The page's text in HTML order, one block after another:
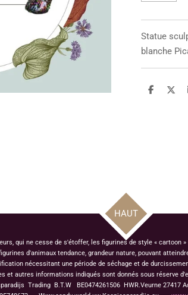
Statue
blanche
P
P
HAUT
qui ne cesse de s'étoffer, les figurines de style «
d'animaux tendance, grandeur nature, pouvant
nécessitant une période de séchage et de
et autres informations indiqués sont donnés sous réserve
Trading B.T.W BE0474261506 HWR.Veurne 27417